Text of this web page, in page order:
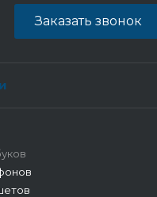
Заказать звонок